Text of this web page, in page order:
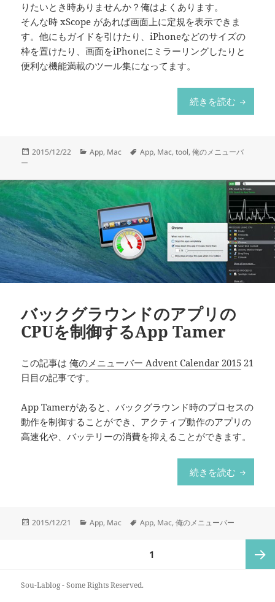
りたいとき時ありませんか？俺はよくあります。
そんな時 xScope があれば画面上に定規を表示できま
す。他にもガイドを引けたり、iPhoneなどのサイズの
枠を置けたり、画面をiPhoneにミラーリングしたりと
便利な機能満載のツール集になってます。
続きを読む デザイ
投
2015/12/22
カ
リ
ー
App, Mac
タ
App, Mac,tool,俺のメニューバ
ー
バックグラウンドのアプリの
CPUを制御するApp Tamer
この記事は俺のメニューバー Advent Calendar 2015 21
日目の記事です。
App Tamerがあると、バックグラウンド時のプロセスの
動作を制御することができ、アクティブ動作のアプリの
高速化や、バッテリーの消費を抑えることができます。
続きを読む バック
投
2015/12/21
カ
App, Mac
タ
App, Mac,俺のメニューバー
1
Sou-Lablog -Some Rights Reserved.